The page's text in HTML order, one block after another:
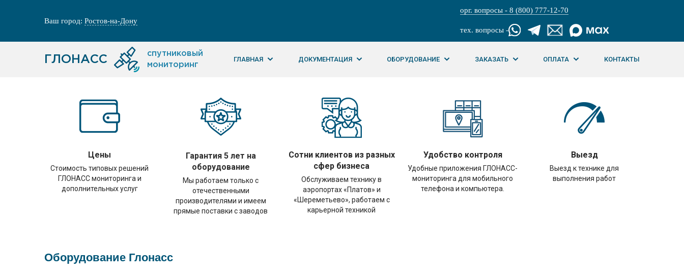
Ваш город: Ростов-на-Дону
орг. вопросы - 8 (800) 777-12-70
тех. вопросы -
ГЛОНАСС
спутниковый
мониторинг
ГЛАВНАЯ ДОКУМЕНТАЦИЯ ОБОРУДОВАНИЕ ЗАКАЗАТЬ ОПЛАТА КОНТАКТЫ
Цены
Стоимость типовых решений
ГЛОНАСС мониторинга и
дополнительных услуг
Гарантия 5 лет на
оборудование
Мы работаем только с
отечественными
производителями и имеем
прямые поставки с заводов
Сотни клиентов из разных
сфер бизнеса
Обслуживаем технику в
аэропортах «Платов» и
«Шереметьево», работаем с
карьерной техникой
Удобство контроля
Удобные приложения ГЛОНАСС-
мониторинга для мобильного
телефона и компьютера.
Выезд
Выезд к технике для
выполнения работ
Оборудование Глонасс